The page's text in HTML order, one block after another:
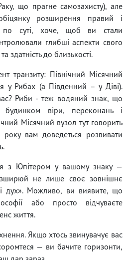
що прагне самозахисту), але
розширення правий і
по суті, хоче, щоб ви стали
глибші аспекти свого
здатність до близькості.
транзиту: Північний Місячний
у Рибах (а Південний – у Діві).
Риби - теж водяний знак, що
віри, переконань і
Місячний вузол тут говорить
вам доведеться розвивати
з Юпітером у вашому знаку —
не лише своє зовнішнє
дух». Можливо, ви виявите, що
або просто відчуваєте
життя.
Якщо хтось звинувачує вас
— ви бачите горизонти,